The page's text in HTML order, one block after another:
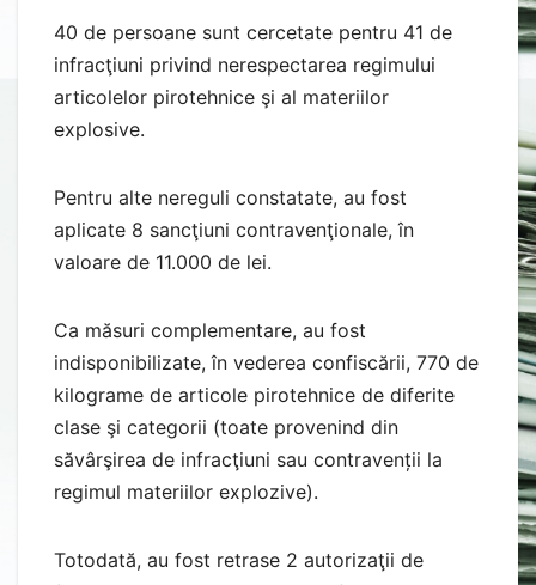
40 de persoane sunt cercetate pentru 41 de
infracţiuni privind nerespectarea regimului
articolelor pirotehnice şi al materiilor
explosive.
Pentru alte nereguli constatate, au fost
aplicate 8 sancţiuni contravenţionale, în
valoare de 11.000 de lei.
Ca măsuri complementare, au fost
indisponibilizate, în vederea confiscării, 770 de
kilograme de articole pirotehnice de diferite
clase şi categorii (toate provenind din
săvârşirea de infracţiuni sau contravenții la
regimul materiilor explozive).
Totodată, au fost retrase 2 autorizaţii de